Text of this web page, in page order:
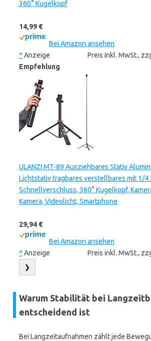
360° Kugelkopf
14,99 €
Bei Amazon ansehen
* Anzeige
Preis inkl. MwSt.,
Empfehlung
ULANZI MT-89 Ausziehbares Stativ
Lichtstativ tragbares verstellbares mit 1/4
Schnellverschluss, 360° Kugelkopf,
Kamera, Videolicht, Smartphone
29,94 €
Bei Amazon ansehen
* Anzeige Preis inkl. MwSt.,
❯
Warum Stabilität bei
entscheidend ist
Bei Langzeitaufnahmen zählt jede